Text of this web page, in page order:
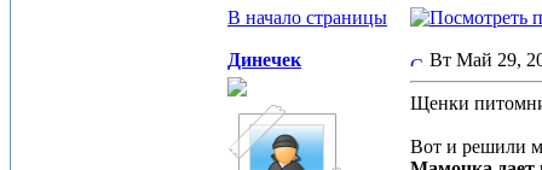
В начало страницы
Динечек Вт Май 29,
Щенки
Вот и решили